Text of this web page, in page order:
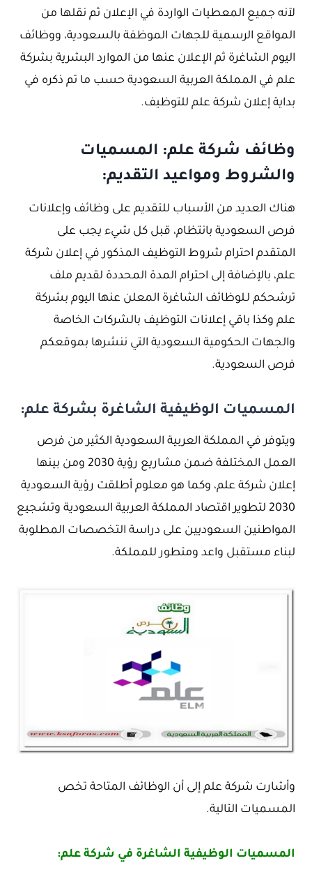
لآنه جميع المعطيات الواردة في الإعلان ثم نقلها من
المواقع الرسمية للجهات الموظفة بالسعودية، ووظائف
اليوم الشاغرة ثم الإعلان عنها من الموارد البشرية بشركة
علم في المملكة العربية السعودية حسب ما تم ذكره في
بداية إعلان شركة علم للتوظيف.
وظائف شركة علم: المسميات
والشروط ومواعيد التقديم:
هناك العديد من الأسباب للتقديم على وظائف وإعلانات
فرص السعودية بانتظام، قبل كل شيء يجب على
المتقدم احترام شروط التوظيف المذكور في إعلان شركة
علم، بالإضافة إلى احترام المدة المحددة لقديم ملف
ترشحكم لـلوظائف الشاغرة المعلن عنها اليوم بشركة
علم وكذا باقي إعلانات التوظيف بالشركات الخاصة
والجهات الحكومية السعودية التي ننشرها بموقعكم
فرص السعودية.
المسميات الوظيفية الشاغرة بشركة علم:
ويتوفر في المملكة العربية السعودية الكثير من فرص
العمل المختلفة ضمن مشاريع رؤية 2030 ومن بينها
إعلان شركة علم، وكما هو معلوم أطلقت رؤية السعودية
2030 لتطوير اقتصاد المملكة العربية السعودية وتشجيع
المواطنين السعوديين على دراسة التخصصات المطلوبة
لبناء مستقبل واعد ومتطور للمملكة.
وأشارت شركة علم إلى أن الوظائف المتاحة تخص
المسميات التالية.
المسميات الوظيفية الشاغرة في شركة علم: